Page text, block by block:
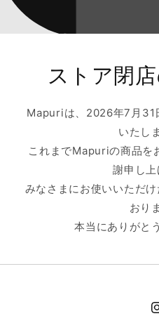
ストア閉
Mapuriは、2026年7月31
いたし
これまでMapuriの商品を
謝申し上
みなさまにお使いいただ
おり
本当にありがと